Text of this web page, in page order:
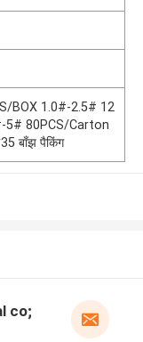
BOX 1.0#-2.5# 12
5# 80PCS/Carton
बाँझ पैकिंग
co;